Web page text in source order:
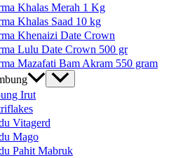
Khalas Merah 1 Kg
Khalas Saad 10 kg
Khenaizi Date Crown
Lulu Date Crown 500 gr
Mazafati Bam Akram 550 gram
Irut
Vitagerd
Mago
Pahit Mabruk